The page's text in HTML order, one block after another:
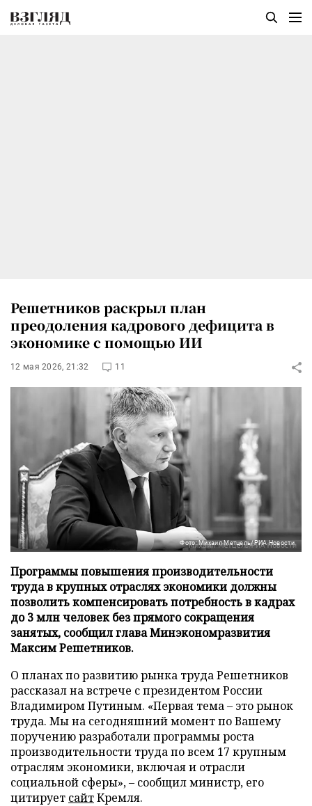
Решетников раскрыл план
преодоления кадрового дефицита в
экономике с помощью ИИ
12 мая 2026, 21:32 11
Фото: Михаил Метцель/РИА Новости
Программы повышения производительности
труда в крупных отраслях экономики должны
позволить компенсировать потребность в кадрах
до 3 млн человек без прямого сокращения
занятых, сообщил глава Минэкономразвития
Максим Решетников.
О планах по развитию рынка труда Решетников
рассказал на встрече с президентом России
Владимиром Путиным. «Первая тема – это рынок
труда. Мы на сегодняшний момент по Вашему
поручению разработали программы роста
производительности труда по всем 17 крупным
отраслям экономики, включая и отрасли
социальной сферы», – сообщил министр, его
цитирует сайтКремля.